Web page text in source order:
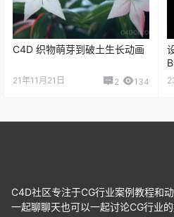
C4D 织物萌芽到破土生长动画
21年11月21日 2 134
C4D社区专注于CG行业案例教程和
一起聊聊天也可以一起讨论CG行业